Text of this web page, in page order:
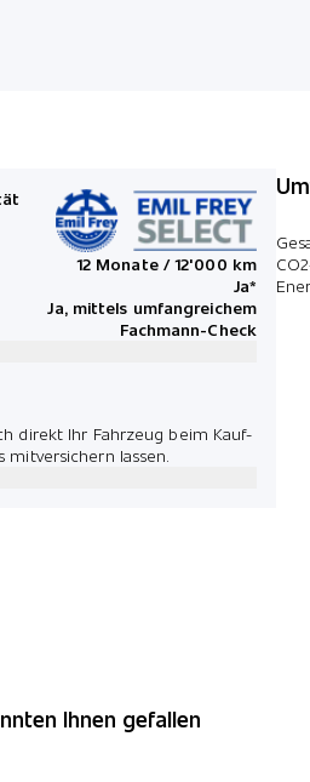
12 Monate / 12'000 km
Ja*
Ja, mittels umfangreichem
Fachmann-Check
direkt Ihr Fahrzeug beim Kauf-
mitversichern lassen.
Ihnen gefallen